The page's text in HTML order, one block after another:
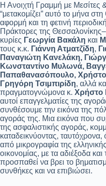
Η Ανοιχτή Γραμμή με Μεσίτες
“μετακομίζει” αυτό το μήνα
αφορμή και τη φετινή
Πράκτορες της Θεσσαλονίκης–
κυρίες Γεωργία Βακάλη και
τους κ.κ. Γιάννη Ατματζίδη,
Παναγιώτη Κανελάκη,
Κωνσταντίνο Μυλωνά,
Παπαθανασόπουλο,
Γρηγόρη Τσιμπιρίδη, αλλά
πραγματογνώμονα κ. Χρήστο
αυτοί επαγγελματίες της
συνθέσουμε την εικόνα της
αγοράς της. Μια εικόνα που
της ασφαλιστικής αγοράς,
καταδεικνύοντας, ταυτόχρονα,
από μικρογραφία της
οικονομίας, με τα αδιέξοδα
προσπαθεί να βρει το
συνθήκες και να επιβιώσει.